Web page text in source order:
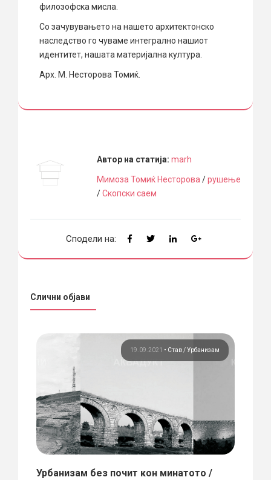
филозофска мисла.
Со зачувувањето на нашето архитектонско
наследство го чуваме интегрално нашиот
идентитет, нашата материјална култура.
Арх. М. Несторова Томиќ.
Автор на статија: marh
Мимоза Томиќ Несторова /рушење
/Скопски саем
Сподели на:
Слични објави
19.09.2021 • Став Урбанизам
Урбанизам без почит кон минатото /